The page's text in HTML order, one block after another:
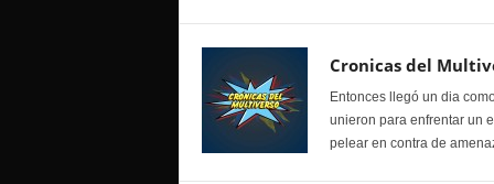
Cronicas del
Entonces llegó un dia
unieron para enfrentar un
pelear en contra de